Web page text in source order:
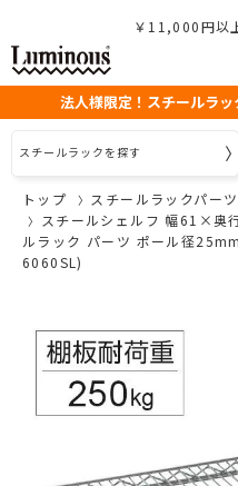
￥11,000円以
法人様限定！スチールラ
スチールラックを探す
トップ
スチールラックパーツ
スチールシェルフ 幅61×奥
ルラック パーツ ポール径
6060SL)